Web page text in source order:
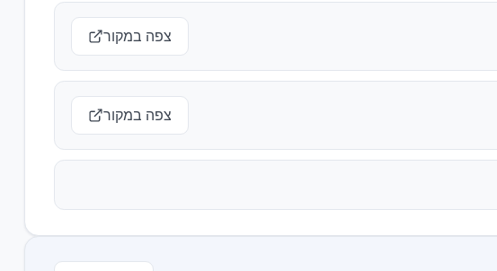
צפה במקור
צפה במקור